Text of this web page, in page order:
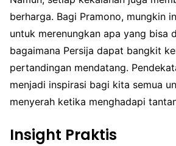
berharga. Bagi Pramono, mungkin
untuk merenungkan apa yang bisa
bagaimana Persija dapat bangkit
pertandingan mendatang.
menjadi inspirasi bagi kita semua
menyerah ketika menghadapi
Insight Praktis